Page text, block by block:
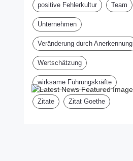
positive Fehlerkultur Team
Unternehmen
Veränderung durch Anerkennung
Wertschätzung
wirksame Führungskräfte
Zitate Zitat Goethe